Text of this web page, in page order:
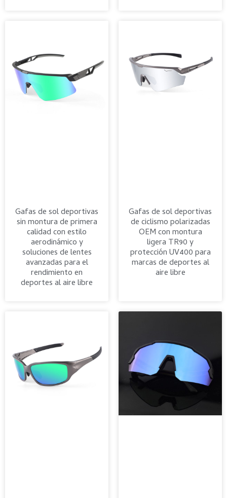
Gafas de sol deportivas
sin montura de primera
calidad con estilo
aerodinámico y
soluciones de lentes
avanzadas para el
rendimiento en
deportes al aire libre
Gafas de sol deportivas
de ciclismo polarizadas
OEM con montura
ligera TR90 y
protección UV400 para
marcas de deportes al
aire libre